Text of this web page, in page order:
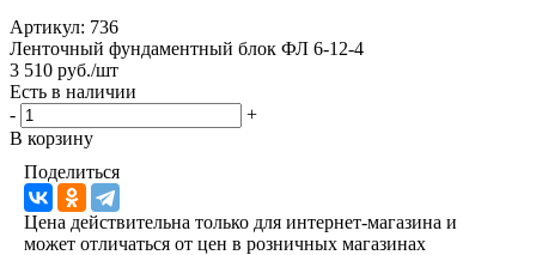
Артикул: 736
Ленточный фундаментный блок ФЛ 6-12-4
3 510 руб./шт
Есть в наличии
-
+
В корзину
Поделиться
Цена действительна только для интернет-магазина и
может отличаться от цен в розничных магазинах